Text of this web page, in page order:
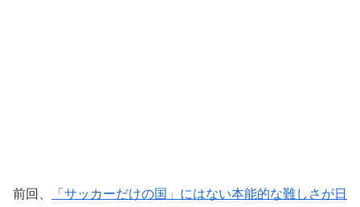
前回、
「サッカーだけの国」にはない本能的な難しさが日